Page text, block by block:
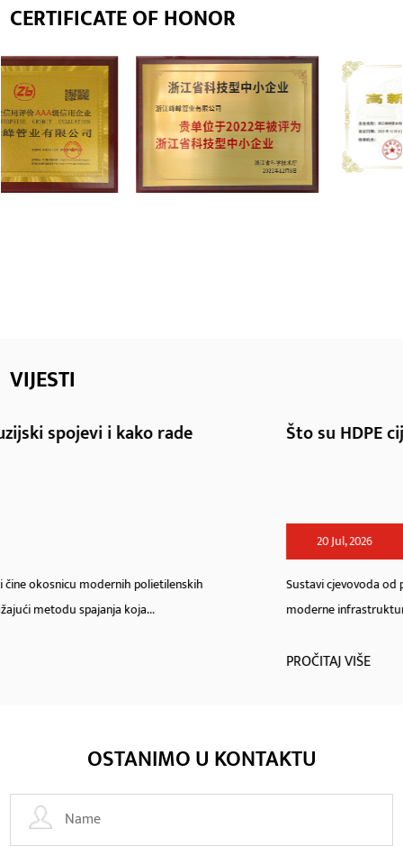
CERTIFICATE OF HONOR
VIJESTI
Što su HDPE cijevni priključci i kako ih
Sustavi cjevovoda od polietilena visoke gustoće redefinirali su
moderne infrastrukture u općinskim, ...
OSTANIMO U KONTAKTU